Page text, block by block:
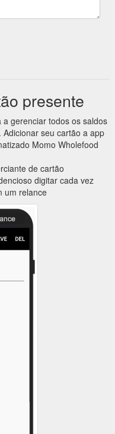
presente
gerenciar todos os saldos
seu cartão a app
Momo Wholefood
de cartão
digitar cada vez
um relance